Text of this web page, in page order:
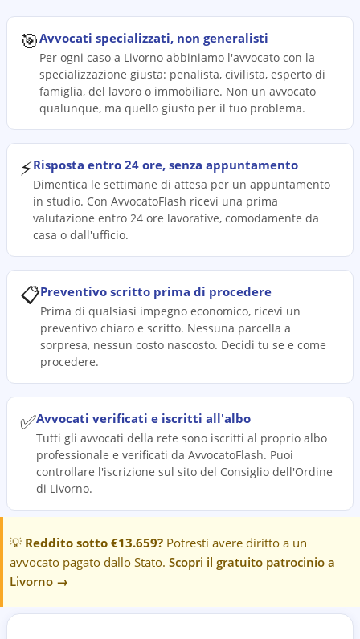
🎯Avvocati specializzati, non generalisti
Per ogni caso a Livorno abbiniamo l'avvocato con la
specializzazione giusta: penalista, civilista, esperto di
famiglia, del lavoro o immobiliare. Non un avvocato
qualunque, ma quello giusto per il tuo problema.
⚡Risposta entro 24 ore, senza appuntamento
Dimentica le settimane di attesa per un appuntamento
in studio. Con AvvocatoFlash ricevi una prima
valutazione entro 24 ore lavorative, comodamente da
casa o dall'ufficio.
📋Preventivo scritto prima di procedere
Prima di qualsiasi impegno economico, ricevi un
preventivo chiaro e scritto. Nessuna parcella a
sorpresa, nessun costo nascosto. Decidi tu se e come
procedere.
✅Avvocati verificati e iscritti all'albo
Tutti gli avvocati della rete sono iscritti al proprio albo
professionale e verificati da AvvocatoFlash. Puoi
controllare l'iscrizione sul sito del Consiglio dell'Ordine
di Livorno.
💡 Reddito sotto €13.659? Potresti avere diritto a un
avvocato pagato dallo Stato. Scopri il gratuito patrocinio a
Livorno →